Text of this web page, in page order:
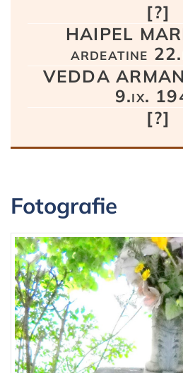
[?]
HAIPEL
ardeatine
VEDDA
9.ix.
[?]
Fotografie